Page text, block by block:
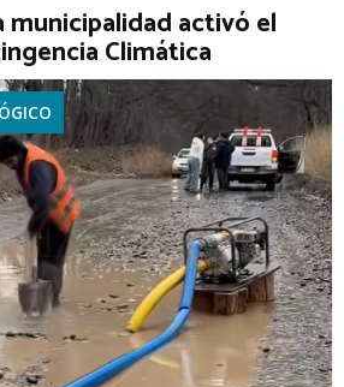
municipalidad activó el
Climática